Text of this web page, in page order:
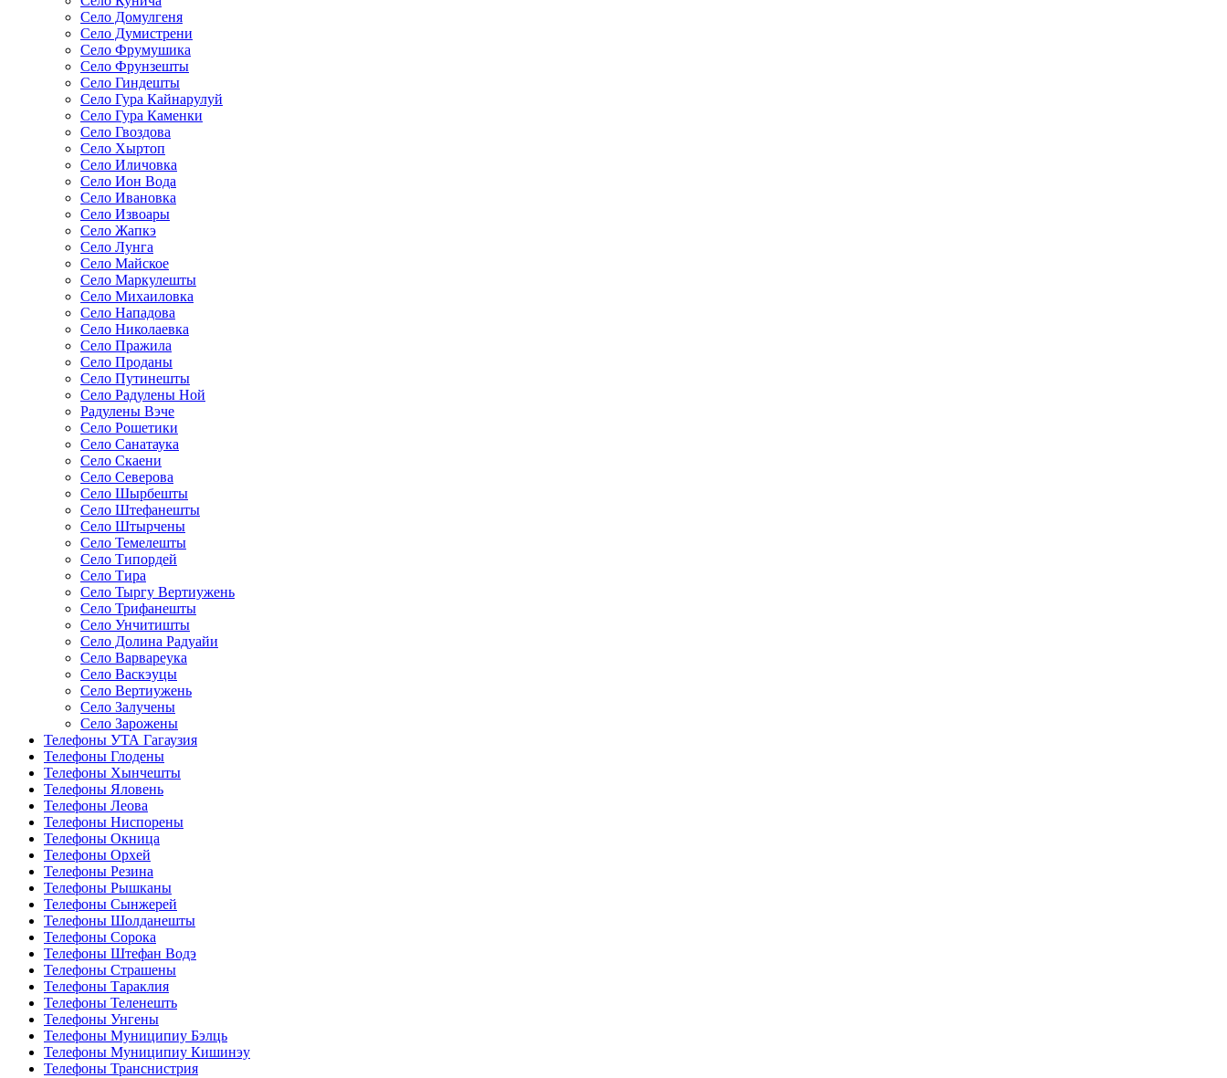
Село Домулгеня
Село Думистрени
Село Фрумушика
Село Фрунзешты
Село Гиндешты
Село Гура Кайнарулуй
Село Гура Каменки
Село Гвоздова
Село Хыртоп
Село Иличовка
Село Ион Вода
Село Ивановка
Село Извоары
Село Жапкэ
Село Лунга
Село Майское
Село Маркулешты
Село Михаиловка
Село Нападова
Село Николаевка
Село Пражила
Село Проданы
Село Путинешты
Село Радулены Ной
Радулены Вэче
Село Рошетики
Село Санатаука
Село Скаени
Село Северова
Село Шырбешты
Село Штефанешты
Село Штырчены
Село Темелешты
Село Типордей
Село Тира
Село Тыргу Вертиужень
Село Трифанешты
Село Унчитишты
Село Долина Радуайи
Село Варвареука
Село Васкэуцы
Село Вертиужень
Село Залучены
Село Зарожены
Телефоны УТА Гагаузия
Телефоны Глодены
Телефоны Хынчешты
Телефоны Яловень
Телефоны Леова
Телефоны Ниспорены
Телефоны Окница
Телефоны Орхей
Телефоны Резина
Телефоны Рышканы
Телефоны Сынжерей
Телефоны Шолданешты
Телефоны Сорока
Телефоны Штефан Водэ
Телефоны Страшены
Телефоны Тараклия
Телефоны Теленешть
Телефоны Унгены
Телефоны Муниципиу Бэлць
Телефоны Муниципиу Кишинэу
Телефоны Транснистрия